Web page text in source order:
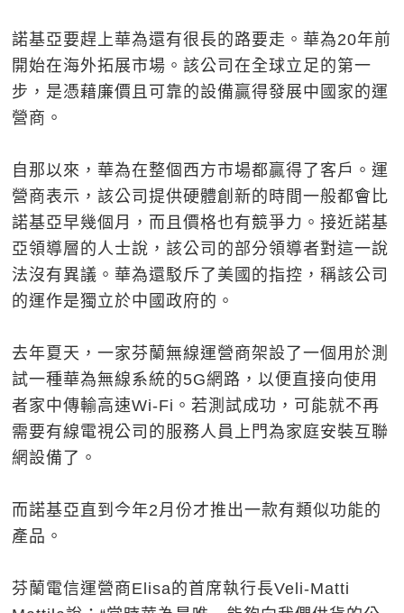
諾基亞要趕上華為還有很長的路要走。華為20年前
開始在海外拓展市場。該公司在全球立足的第一
步，是憑藉廉價且可靠的設備贏得發展中國家的運
營商。
自那以來，華為在整個西方市場都贏得了客戶。運
營商表示，該公司提供硬體創新的時間一般都會比
諾基亞早幾個月，而且價格也有競爭力。接近諾基
亞領導層的人士說，該公司的部分領導者對這一說
法沒有異議。華為還駁斥了美國的指控，稱該公司
的運作是獨立於中國政府的。
去年夏天，一家芬蘭無線運營商架設了一個用於測
試一種華為無線系統的5G網路，以便直接向使用
者家中傳輸高速Wi-Fi。若測試成功，可能就不再
需要有線電視公司的服務人員上門為家庭安裝互聯
網設備了。
而諾基亞直到今年2月份才推出一款有類似功能的
產品。
芬蘭電信運營商Elisa的首席執行長Veli-Matti